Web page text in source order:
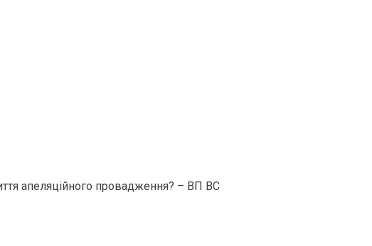
апеляційного провадження? – ВП ВС